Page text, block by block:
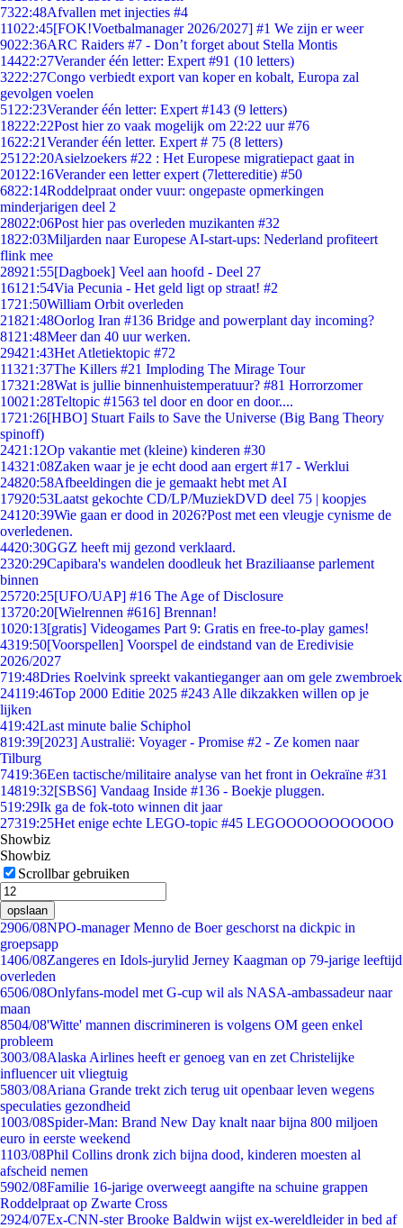
7322:48Afvallen met injecties #4
11022:45[FOK!Voetbalmanager 2026/2027] #1 We zijn er weer
9022:36ARC Raiders #7 - Don’t forget about Stella Montis
14422:27Verander één letter: Expert #91 (10 letters)
3222:27Congo verbiedt export van koper en kobalt, Europa zal
gevolgen voelen
51 22:23Verander één letter: Expert #143 (9 letters)
18222:22Post hier zo vaak mogelijk om 22:22 uur #76
1622:21Verander één letter. Expert # 75 (8 letters)
251 22:20Asielzoekers #22 : Het Europese migratiepact gaat in
201 22:16Verander een letter expert (7lettereditie) #50
6822:14Roddelpraat onder vuur: ongepaste opmerkingen
minderjarigen deel 2
28022:06Post hier pas overleden muzikanten #32
1822:03Miljarden naar Europese AI-start-ups: Nederland profiteert
flink mee
28921:55[Dagboek] Veel aan hoofd - Deel 27
161 21:54Via Pecunia - Het geld ligt op straat! #2
1721:50William Orbit overleden
21821:48Oorlog Iran #136 Bridge and powerplant day incoming?
81 21:48Meer dan 40 uur werken.
29421:43Het Atletiektopic #72
11321:37The Killers #21 Imploding The Mirage Tour
17321:28Wat is jullie binnenhuistemperatuur? #81 Horrorzomer
10021:28Teltopic #1563 tel door en door en door....
1721:26[HBO] Stuart Fails to Save the Universe (Big Bang Theory
spinoff)
2421:12Op vakantie met (kleine) kinderen #30
14321:08Zaken waar je je echt dood aan ergert #17 - Werklui
24820:58Afbeeldingen die je gemaakt hebt met AI
17920:53Laatst gekochte CD/LP/MuziekDVD deel 75 | koopjes
241 20:39Wie gaan er dood in 2026?Post met een vleugje cynisme de
overledenen.
4420:30GGZ heeft mij gezond verklaard.
2320:29Capibara's wandelen doodleuk het Braziliaanse parlement
binnen
25720:25[UFO/UAP] #16 The Age of Disclosure
13720:20[Wielrennen #616] Brennan!
1020:13[gratis] Videogames Part 9: Gratis en free-to-play games!
4319:50[Voorspellen] Voorspel de eindstand van de Eredivisie
2026/2027
719:48Dries Roelvink spreekt vakantieganger aan om gele zwembroek
24119:46Top 2000 Editie 2025 #243 Alle dikzakken willen op je
lijken
419:42Last minute balie Schiphol
819:39[2023] Australië: Voyager - Promise #2 - Ze komen naar
Tilburg
7419:36Een tactische/militaire analyse van het front in Oekraïne #31
14819:32[SBS6] Vandaag Inside #136 - Boekje pluggen.
519:29Ik ga de fok-toto winnen dit jaar
27319:25Het enige echte LEGO-topic #45 LEGOOOOOOOOOOO
Showbiz
Showbiz
Scrollbar gebruiken
opslaan
2906/08NPO-manager Menno de Boer geschorst na dickpic in
groepsapp
1406/08Zangeres en Idols-jurylid Jerney Kaagman op 79-jarige leeftijd
overleden
6506/08Onlyfans-model met G-cup wil als NASA-ambassadeur naar
maan
8504/08'Witte' mannen discrimineren is volgens OM geen enkel
probleem
3003/08Alaska Airlines heeft er genoeg van en zet Christelijke
influencer uit vliegtuig
5803/08Ariana Grande trekt zich terug uit openbaar leven wegens
speculaties gezondheid
1003/08Spider-Man: Brand New Day knalt naar bijna 800 miljoen
euro in eerste weekend
1103/08Phil Collins dronk zich bijna dood, kinderen moesten al
afscheid nemen
5902/08Familie 16-jarige overweegt aangifte na schuine grappen
Roddelpraat op Zwarte Cross
2924/07Ex-CNN-ster Brooke Baldwin wijst ex-wereldleider in bed af